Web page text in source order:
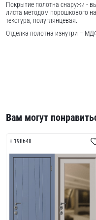
Покрытие полотна снаружи -
листа методом порошкового
текстура, полуглянцевая.
Отделка полотна изнутри –
Вам могут
198648